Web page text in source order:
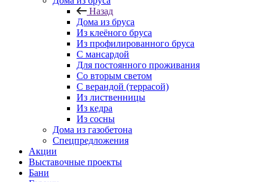
Назад
Дома из бруса
Из клеёного бруса
Из профилированного бруса
С мансардой
Для постоянного проживания
Со вторым светом
С верандой (террасой)
Из лиственницы
Из кедра
Из сосны
Дома из газобетона
Спецпредложения
Акции
Выставочные проекты
Бани